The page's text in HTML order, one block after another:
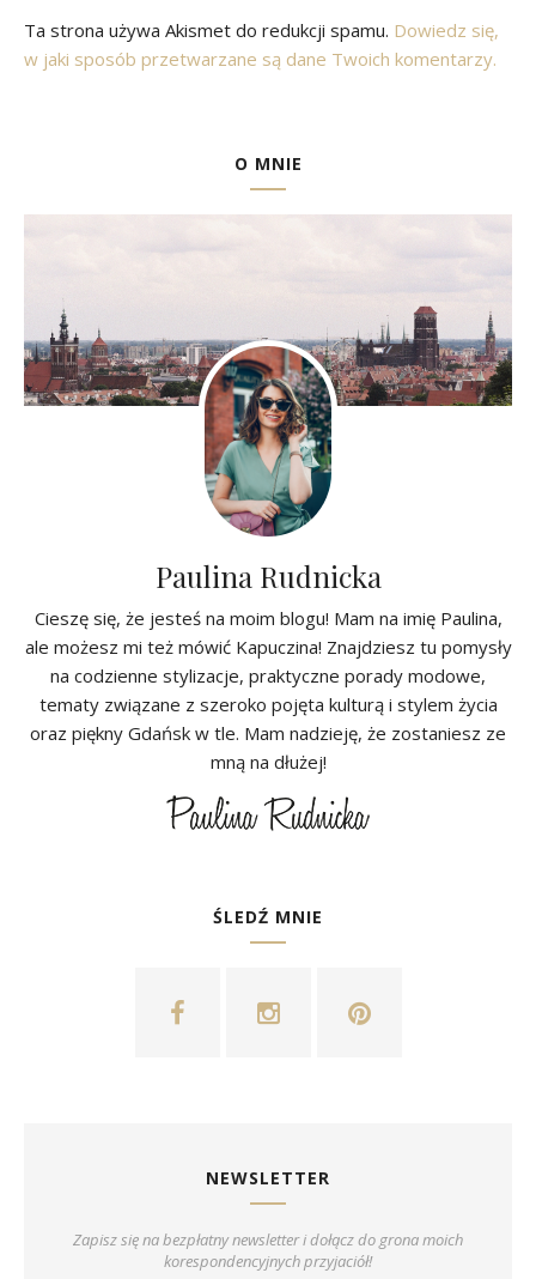
Ta strona używa Akismet do redukcji spamu. Dowiedz się,
w jaki sposób przetwarzane są dane Twoich komentarzy.
O MNIE
Paulina Rudnicka
Cieszę się, że jesteś na moim blogu! Mam na imię Paulina,
ale możesz mi też mówić Kapuczina! Znajdziesz tu pomysły
na codzienne stylizacje, praktyczne porady modowe,
tematy związane z szeroko pojęta kulturą i stylem życia
oraz piękny Gdańsk w tle. Mam nadzieję, że zostaniesz ze
mną na dłużej!
ŚLEDŹ MNIE
NEWSLETTER
Zapisz się na bezpłatny newsletter i dołącz do grona moich
korespondencyjnych przyjaciół!